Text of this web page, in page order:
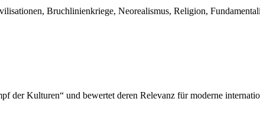
Bruchlinienkriege, Neorealismus, Religion,
der Kulturen“ und bewertet deren Relevanz für moderne